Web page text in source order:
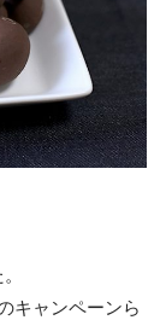
キャンペーンら